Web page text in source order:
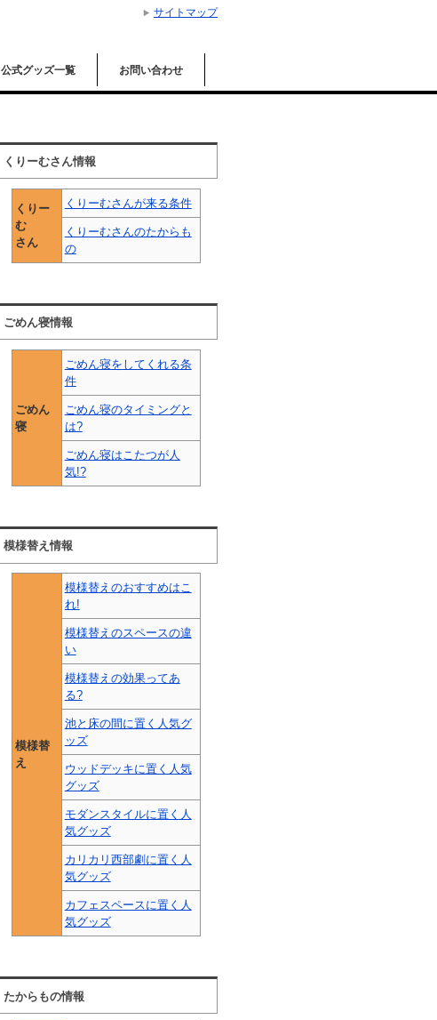
公式グッズ一覧 お問い合わせ
くりーむさん情報
くりー
む
さん
くりーむさんが来る条件
くりーむさんのたからも
の
ごめん寝情報
ごめん
寝
ごめん寝をしてくれる条
件
ごめん寝のタイミングと
は?
ごめん寝はこたつが人
気!?
模様替え情報
模様替
え
模様替えのおすすめはこ
れ!
模様替えのスペースの違
い
模様替えの効果ってあ
る?
池と床の間に置く人気グ
ッズ
ウッドデッキに置く人気
グッズ
モダンスタイルに置く人
気グッズ
カリカリ西部劇に置く人
気グッズ
カフェスペースに置く人
気グッズ
たからもの情報
サイトマップ